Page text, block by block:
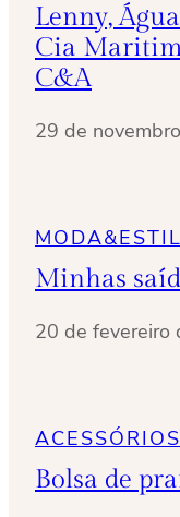
Lenny,
Cia
C&A
29 de
Minhas
20 de fevereiro
ACESSÓRIOS
Bolsa de